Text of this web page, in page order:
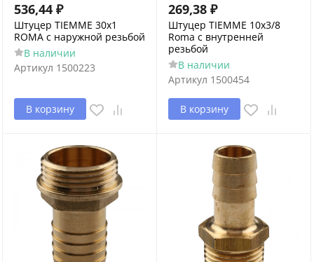
536,44 ₽
Штуцер TIEMME 30x1
ROMA с наружной резьбой
В наличии
Артикул 1500223
В корзину
269,38 ₽
Штуцер TIEMME 10x3/8
Roma с внутренней
резьбой
В наличии
Артикул 1500454
В корзину